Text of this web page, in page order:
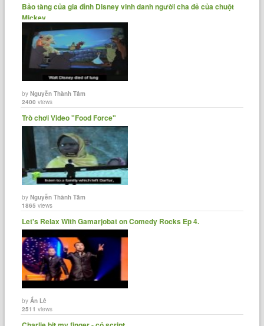
Bảo tàng của gia đình Disney vinh danh người cha đẻ của chuột
Mickey.
byNguyễn Thành Tâm
2400 views
Trò chơi Video "Food Force"
byNguyễn Thành Tâm
1865 views
Let's Relax With Gamarjobat on Comedy Rocks Ep 4.
byẨn Lê
2511 views